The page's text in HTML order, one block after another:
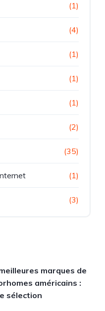
(1)
(4)
(1)
(1)
(1)
(2)
(35)
(1)
(3)
marques de
américains :
sélection